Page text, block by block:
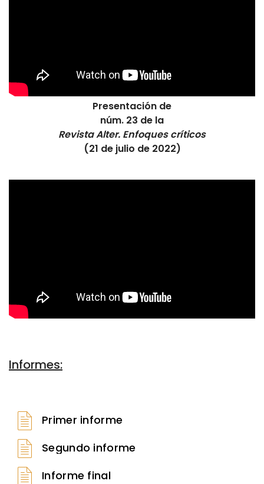
Presentación de
núm. 23 de la
Revista Alter. Enfoques críticos
(21 de julio de 2022)
Informes:
Primer informe
Segundo informe
Informe final